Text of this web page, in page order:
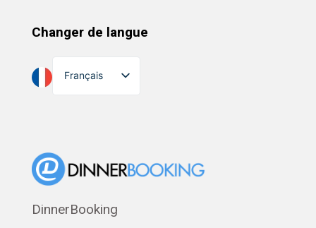
Changer de langue
Français
English
Norsk bokmål
Polski
DinnerBooking